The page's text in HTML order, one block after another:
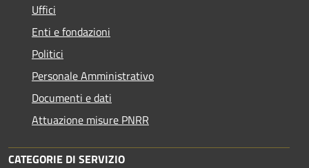
Uffici
Enti e fondazioni
Politici
Personale Amministrativo
Documenti e dati
Attuazione misure PNRR
CATEGORIE DI SERVIZIO